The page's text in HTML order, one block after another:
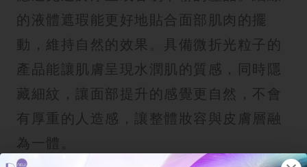
的液體遮瑕能更好地貼合面部肌肉的擺
動，維持自然的效果。具備微折光粒子的
產品能讓肌膚呈現水潤肌的質感，同時隱
藏細紋，讓面部提升的感覺更自然，不會
有厚重的人造感，讓整體妝容與皮膚層融
為一體。